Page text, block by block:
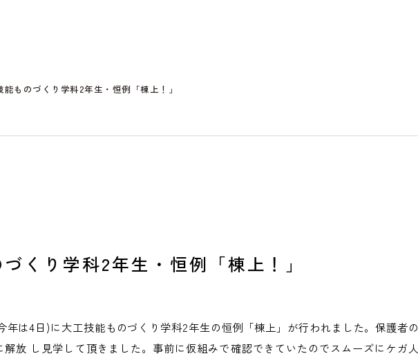
能ものづくり学科2年生・恒例「棟上！」
くり学科2年生・恒例「棟上！」
年は4日)に大工技能ものづくり学科2年生の恒例「棟上」が行われました。保護者
放 し見学して頂きました。事前に仮組みで確認できていたのでスムーズにケガ